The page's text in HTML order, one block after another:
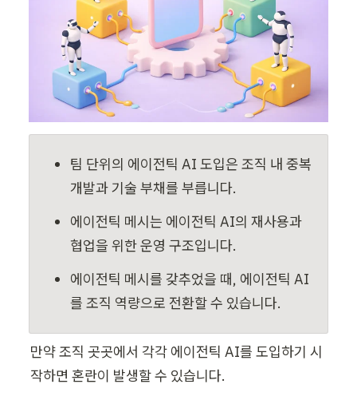
팀 단위의 에이전틱 AI 도입은 조직 내 중복
개발과 기술 부채를 부릅니다.
에이전틱 메시는 에이전틱 AI의 재사용과
협업을 위한 운영 구조입니다.
에이전틱 메시를 갖추었을 때, 에이전틱 AI
를 조직 역량으로 전환할 수 있습니다.
만약 조직 곳곳에서 각각 에이전틱 AI를 도입하기 시
작하면 혼란이 발생할 수 있습니다.